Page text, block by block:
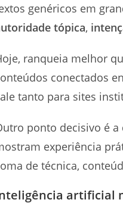
genéricos em
tópica,
ranqueia melhor
conectados
tanto para sites
ponto decisivo é
experiência
de técnica,
artificial